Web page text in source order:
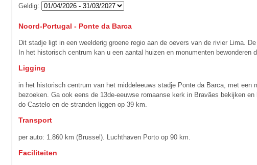
Geldig:
Noord-Portugal - Ponte da Barca
Dit stadje ligt in een weelderig groene regio aan de oevers van de rivier Lima.
In het historisch centrum kan u een aantal huizen en monumenten
Ligging
in het historisch centrum van het middeleeuws stadje Ponte da Barca, met
bezoeken. Ga ook eens de 13de-eeuwse romaanse kerk in Bravães bekijken
do Castelo en de stranden liggen op 39 km.
Transport
per auto: 1.860 km (Brussel). Luchthaven Porto op 90 km.
Faciliteiten